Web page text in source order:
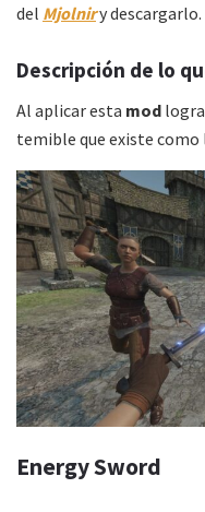
del Mjolniry descargarlo.
Descripción de lo
Al aplicar esta mod
temible que existe
Energy Sword